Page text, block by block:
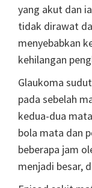
yang akut dan
tidak dirawat
menyebabkan
kehilangan
Glaukoma
pada sebelah
kedua-dua
bola mata dan
beberapa jam
menjadi besar,